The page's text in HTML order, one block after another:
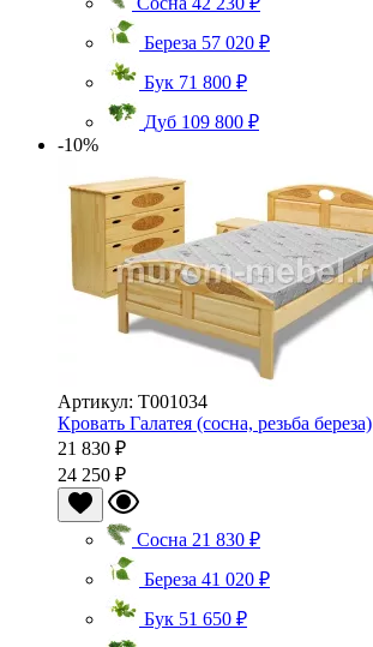
Береза 57 020 ₽
Бук 71 800 ₽
Дуб 109 800 ₽
-10%
Артикул: Т001034
Кровать Галатея (сосна, резьба береза)
21 830 ₽
24 250 ₽
Сосна 21 830 ₽
Береза 41 020 ₽
Бук 51 650 ₽